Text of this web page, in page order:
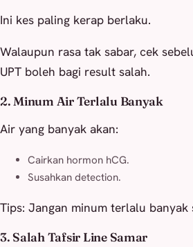
Ini kes paling kerap berlaku.
Walaupun rasa tak sabar, cek
UPT boleh bagi result salah.
2. Minum Air Terlalu Banyak
Air yang banyak akan:
Cairkan hormon hCG.
Susahkan detection.
Tips: Jangan minum terlalu banyak
3. Salah Tafsir Line Samar